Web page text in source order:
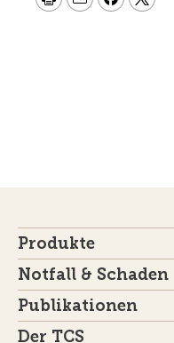
Produkte
Notfall & Schaden
Publikationen
Der TCS